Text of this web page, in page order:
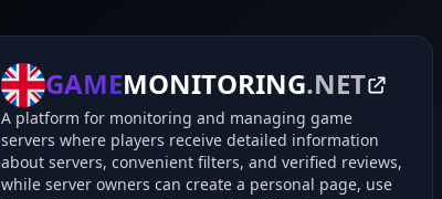
GAMEMONITORING.NET
A platform for monitoring and managing game
servers where players receive detailed information
about servers, convenient filters, and verified reviews,
while server owners can create a personal page, use